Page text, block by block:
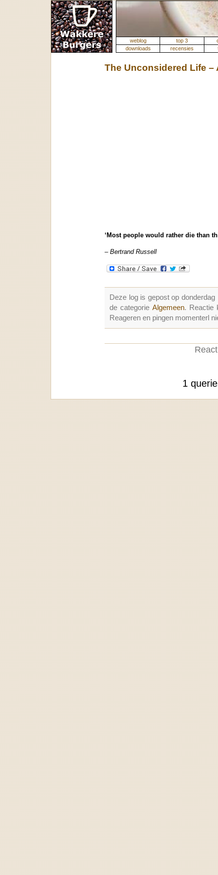
weblog top 3
downloads
recensies
The Unconsidered Life –
‘Most people would rather die than
– Bertrand Russell
Deze log is gepost op
de categorie Algemeen. Reactie
Reageren en pingen momenterl
1